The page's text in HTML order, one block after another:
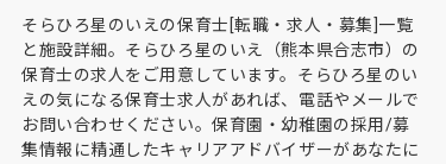
そらひろ星のいえの保育士[転職・求人・募集]一覧
と施設詳細。そらひろ星のいえ（熊本県合志市）の
保育士の求人をご用意しています。そらひろ星のい
えの気になる保育士求人があれば、電話やメールで
お問い合わせください。保育園・幼稚園の採用/募
集情報に精通したキャリアアドバイザーがあなたに